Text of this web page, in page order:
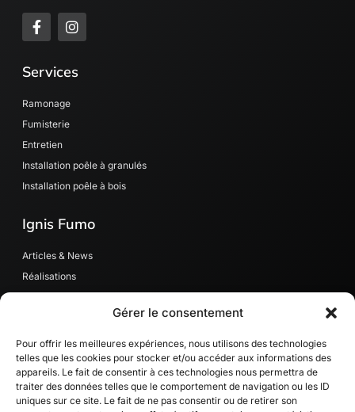
Gérer le consentement
Pour offrir les meilleures expériences, nous utilisons des technologies
telles que les cookies pour stocker et/ou accéder aux informations des
appareils. Le fait de consentir à ces technologies nous permettra de
traiter des données telles que le comportement de navigation ou les ID
uniques sur ce site. Le fait de ne pas consentir ou de retirer son
F
a
b
o
k
-
f
I
n
a
Services
Ramonage
Fumisterie
Entretien
Installation poêle à granulés
Installation poêle à bois
Ignis Fumo
Articles & News
Réalisations
RGE quali' Bois
Contact
Val D'oise et alentours